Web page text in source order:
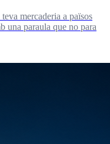
mercaderia a països
una paraula que no para